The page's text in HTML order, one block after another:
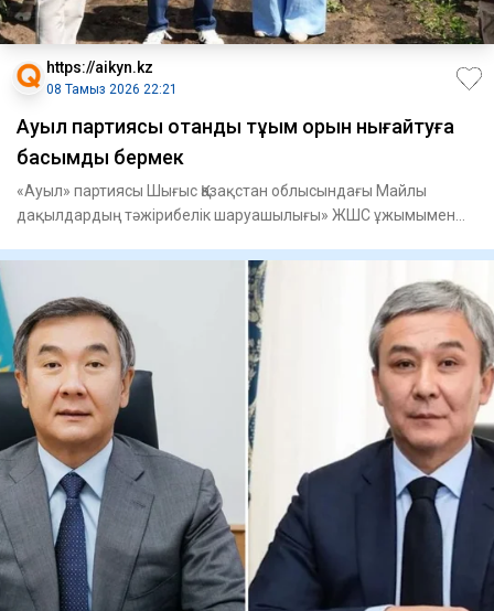
https://aikyn.kz
08 Тамыз 2026 22:21
Ауыл партиясы отандық тұқым қорын нығайтуға
басымдық бермек
«Ауыл» партиясы Шығыс Қазақстан облысындағы Майлы
дақылдардың тәжірибелік шаруашылығы» ЖШС ұжымымен